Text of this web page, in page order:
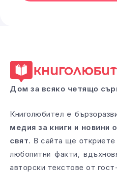
Дом за всяко четящо
Книголюбител е
медия за книги и новини
свят. В сайта ще откриете
любопитни факти,
авторски текстове от